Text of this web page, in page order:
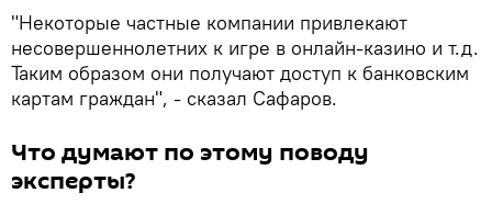
"Некоторые частные компании привлекают
несовершеннолетних к игре в онлайн-казино и т.д.
Таким образом они получают доступ к банковским
картам граждан", - сказал Сафаров.
Что думают по этому поводу
эксперты?